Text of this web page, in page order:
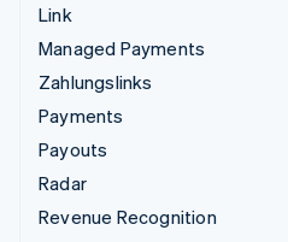
Link
Managed Payments
Zahlungslinks
Payments
Payouts
Radar
Revenue Recognition